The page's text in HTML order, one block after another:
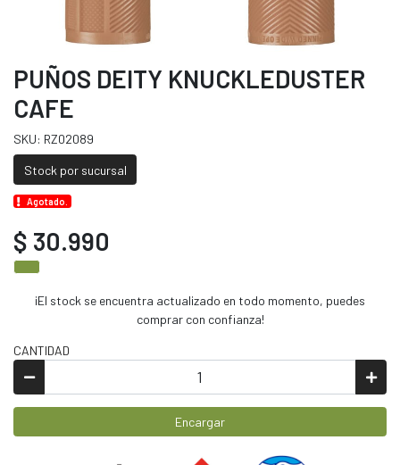
PUÑOS DEITY KNUCKLEDUSTER
CAFE
SKU: RZ02089
Stock por sucursal
Agotado.
$ 30.990
¡El stock se encuentra actualizado en todo momento, puedes
comprar con confianza!
CANTIDAD
Encargar